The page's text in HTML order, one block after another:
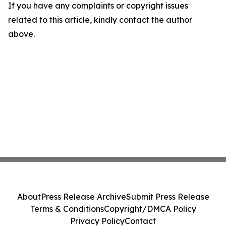
If you have any complaints or copyright issues
related to this article, kindly contact the author
above.
AboutPress Release ArchiveSubmit Press Release
Terms & ConditionsCopyright/DMCA Policy
Privacy PolicyContact